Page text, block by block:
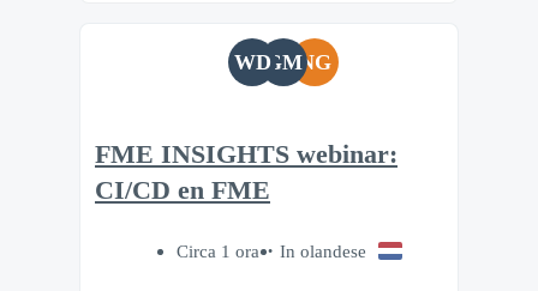
WDGMNG
FME INSIGHTS webinar:
CI/CD en FME
Circa 1 ora In olandese